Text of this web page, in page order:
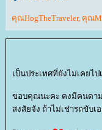
คุณHogTheTraveler, คุณ
เป็นประเทศที่ยังไม่เคยไ
ขอบคุณนะคะ คงมีคนตาม
สงสัยจัง ถ้าไม่เช่ารถขับเ